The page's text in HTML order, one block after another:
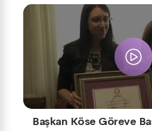
Başkan Köse Göreve